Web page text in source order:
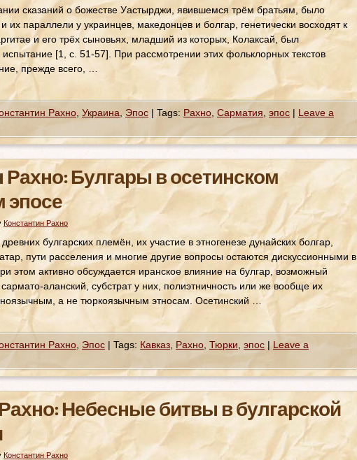
сказаний о божестве Уастырджи, явившемся трём братьям, было
их параллели у украинцев, македонцев и болгар, генетически восходят к
и его трёх сыновьях, младший из которых, Колаксай, был
[1, с. 51-57]. При рассмотрении этих фольклорных текстов
прежде всего, …
Рахно Украина Эпос | Tags: Рахно Сарматия эпос | Leave a
Рахно: Булгары в осетинском
эпосе
Константин Рахно
булгарских племён, их участие в этногенезе дунайских болгар,
пути расселения и многие другие вопросы остаются дискуссионными в
этом активно обсуждается иранское влияние на булгар, возможный
сармато-аланский, субстрат у них, полиэтничность или же вообще их
а не тюркоязычным этносам. Осетинский …
Рахно Эпос | Tags: Кавказ Рахно Тюрки эпос | Leave a
Небесные битвы в булгарской
Константин Рахно